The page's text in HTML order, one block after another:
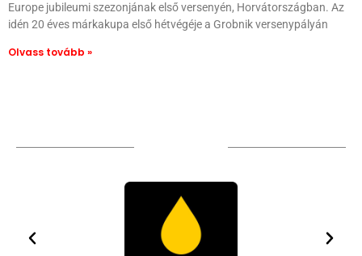
Europe jubileumi szezonjának első versenyén, Horvátországban. Az
idén 20 éves márkakupa első hétvégéje a Grobnik versenypályán
Olvass tovább »